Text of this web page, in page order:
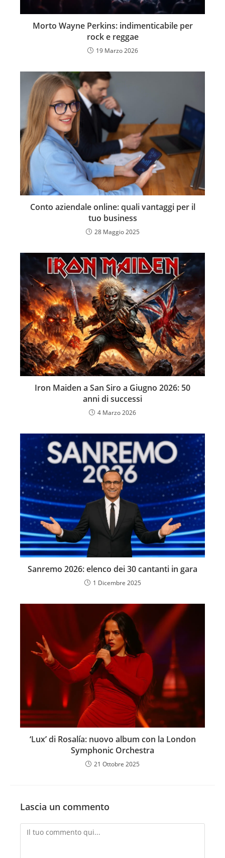
Morto Wayne Perkins: indimenticabile per
rock e reggae
19 Marzo 2026
Conto aziendale online: quali vantaggi per il
tuo business
28 Maggio 2025
Iron Maiden a San Siro a Giugno 2026: 50
anni di successi
4 Marzo 2026
Sanremo 2026: elenco dei 30 cantanti in gara
1 Dicembre 2025
‘Lux’ di Rosalía: nuovo album con la London
Symphonic Orchestra
21 Ottobre 2025
Lascia un commento